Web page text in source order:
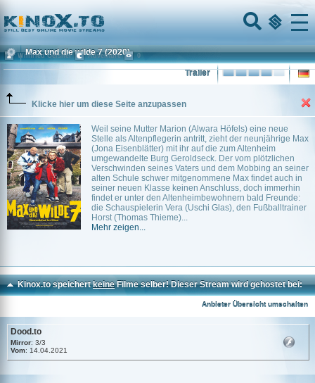
Home
Menu
Max und die wilde 7 (2020)
Trailer
Klicke hier um diese Seite anzupassen
Weil seine Mutter Marion (Alwara Höfels) eine neue
Stelle als Altenpflegerin antritt, zieht der neunjährige Max
(Jona Eisenblätter) mit ihr auf die zum Altenheim
umgewandelte Burg Geroldseck. Der vom plötzlichen
Verschwinden seines Vaters und dem Mobbing an seiner
alten Schule schwer mitgenommene Max findet auch in
seiner neuen Klasse keinen Anschluss, doch immerhin
findet er unter den Altenheimbewohnern bald Freunde:
die Schauspielerin Vera (Uschi Glas), den Fußballtrainer
Horst (Thomas Thieme)...
Mehr zeigen...
Winfried Oelsner Adventure 0
Kinox.to speichertkeineFilme selber! Dieser Stream wird gehostet bei:
Anbieter Übersicht umschalten
Dood.to
Mirror: 3/3
Vom: 14.04.2021